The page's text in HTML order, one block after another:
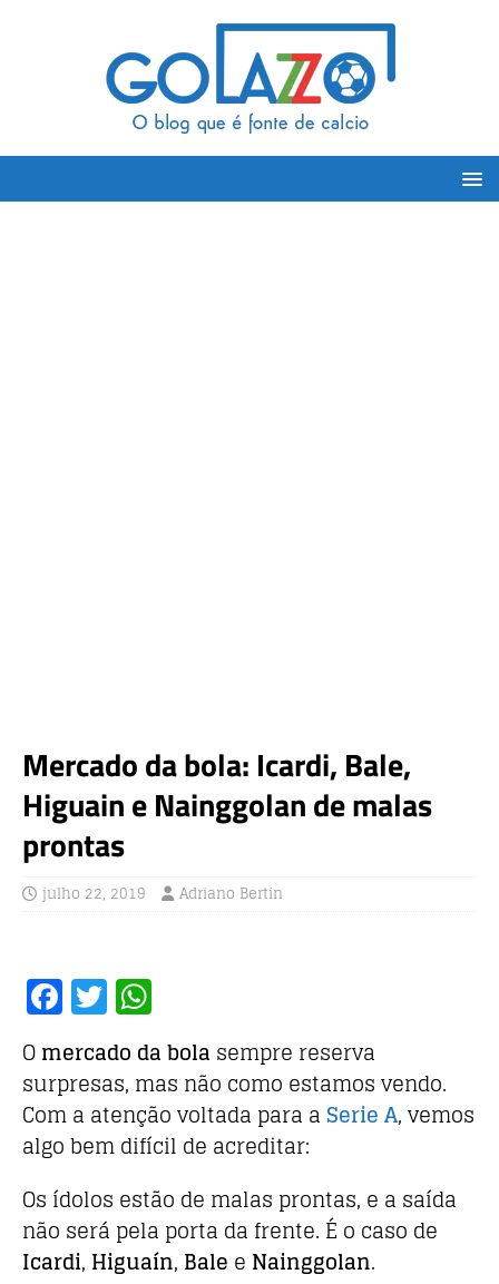
Mercado da bola: Icardi, Bale,
Higuain e Nainggolan de malas
prontas
julho 22, 2019 Adriano Bertin
F
a
c
e
b
o
o
k
T
w
it
te
r
h
at
s
A
p
p
Omercado da bola sempre reserva
surpresas, mas não como estamos vendo.
Com a atenção voltada para aSerie A, vemos
algo bem difícil de acreditar:
Os ídolos estão de malas prontas, e a saída
não será pela porta da frente. É o caso de
Icardi, Higuaín, Bale e Nainggolan.